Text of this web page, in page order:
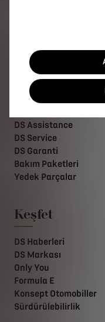
DS Whatsapp Hattı
DS Hizmetleri
DS Assistance
DS Service
DS Garanti
Bakım Paketleri
Yedek Parçalar
Keşfet
DS Haberleri
DS Markası
Only You
Formula E
Konsept Otomobiller
Sürdürülebilirlik